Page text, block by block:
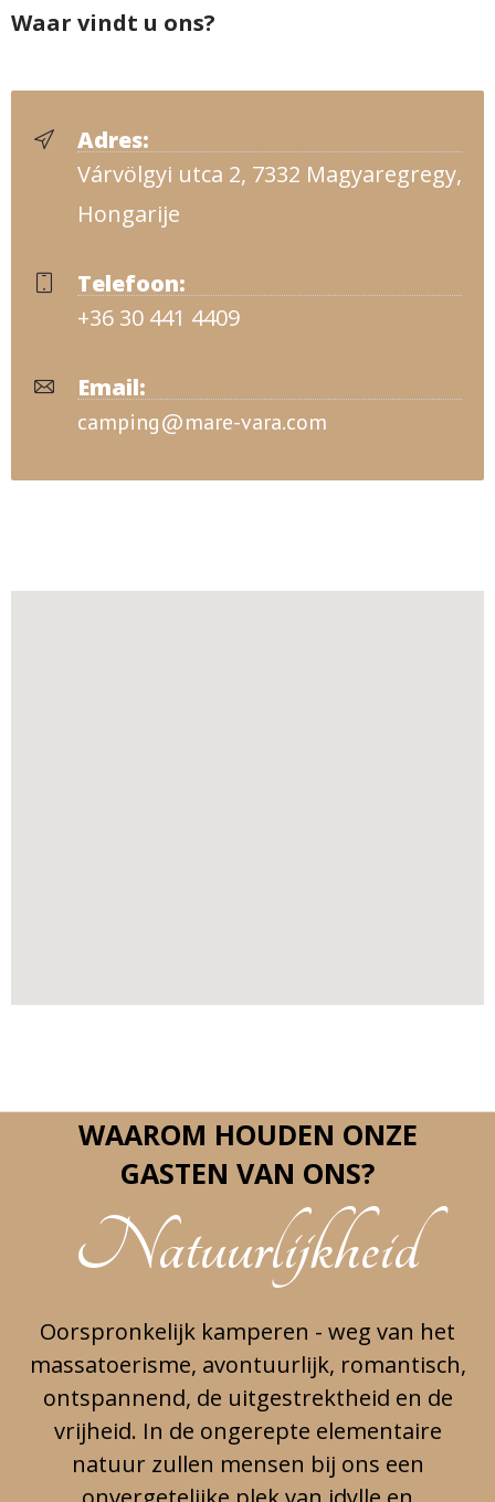
Waar vindt u ons?
Adres:
Várvölgyi utca 2, 7332 Magyaregregy,
Hongarije
Telefoon:
+36 30 441 4409
Email:
camping@mare-vara.com
WAAROM HOUDEN ONZE
GASTEN VAN ONS?
Natuurlijkheid
Oorspronkelijk kamperen - weg van het
massatoerisme, avontuurlijk, romantisch,
ontspannend, de uitgestrektheid en de
vrijheid. In de ongerepte elementaire
natuur zullen mensen bij ons een